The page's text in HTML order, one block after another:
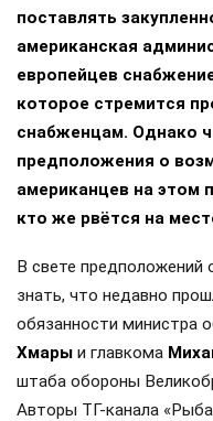
поставлять
американская
европейцев
которое стремится
снабженцам. Однако
предположения о
американцев на этом
кто же рвётся на
В свете предположений
знать, что недавно
обязанности министра
Хмары и главкома
штаба обороны
Авторы ТГ-канала